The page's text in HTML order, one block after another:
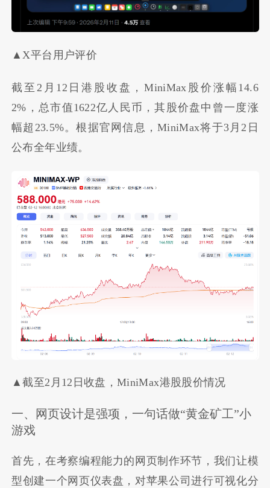
▲X平台用户评价
截至2月12日港股收盘，MiniMax股价涨幅14.6
2%，总市值1622亿人民币，其股价盘中曾一度涨
幅超23.5%。根据官网信息，MiniMax将于3月2日
公布全年业绩。
▲截至2月12日收盘，MiniMax港股股价情况
一、网页设计是强项，一句话做“黄金矿工”小
游戏
首先，在考察编程能力的网页制作环节，我们让模
型创建一个网页仪表盘，对苹果公司进行可视化分